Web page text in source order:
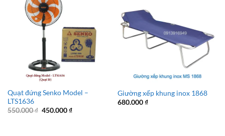
Quạt đứng Senko Model –
LTS1636
550.000₫ Giá
450.000₫Giá
Giường xếp khung inox 1868
680.000₫